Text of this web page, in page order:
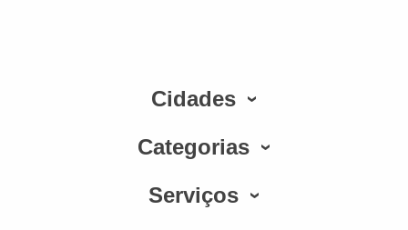
Cidades
Categorias
Serviços